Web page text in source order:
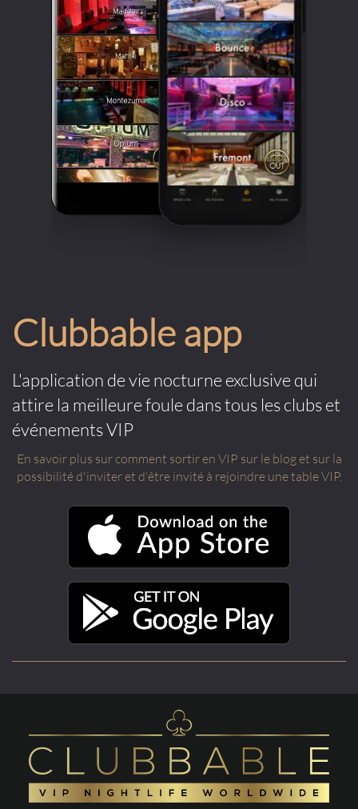
Clubbable app
L'application de vie nocturne exclusive qui
attire la meilleure foule dans tous les clubs et
événements VIP
En savoir plus sur comment sortir en VIP sur le blog et sur la
possibilité d'inviter et d'être invité à rejoindre une table VIP.